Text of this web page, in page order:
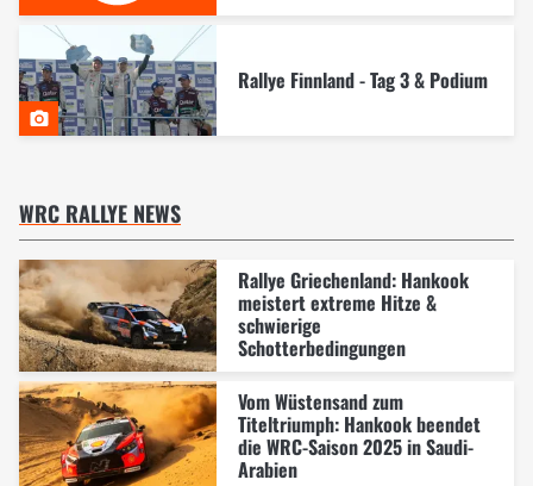
Rallye Finnland - Tag 3 & Podium
WRC RALLYE NEWS
Rallye Griechenland: Hankook
meistert extreme Hitze &
schwierige
Schotterbedingungen
Vom Wüstensand zum
Titeltriumph: Hankook beendet
die WRC-Saison 2025 in Saudi-
Arabien